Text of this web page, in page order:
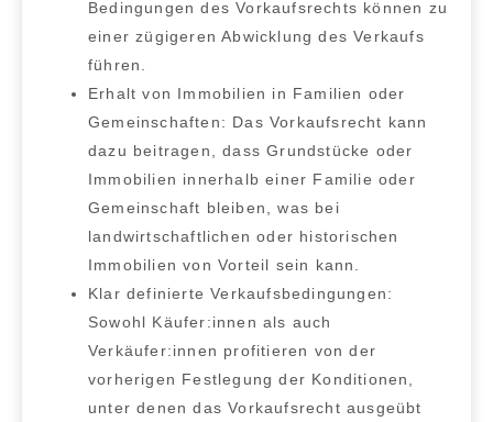
Bedingungen des Vorkaufsrechts können zu
einer zügigeren Abwicklung des Verkaufs
führen.
Erhalt von Immobilien in Familien oder
Gemeinschaften: Das Vorkaufsrecht kann
dazu beitragen, dass Grundstücke oder
Immobilien innerhalb einer Familie oder
Gemeinschaft bleiben, was bei
landwirtschaftlichen oder historischen
Immobilien von Vorteil sein kann.
Klar definierte Verkaufsbedingungen:
Sowohl Käufer:innen als auch
Verkäufer:innen profitieren von der
vorherigen Festlegung der Konditionen,
unter denen das Vorkaufsrecht ausgeübt